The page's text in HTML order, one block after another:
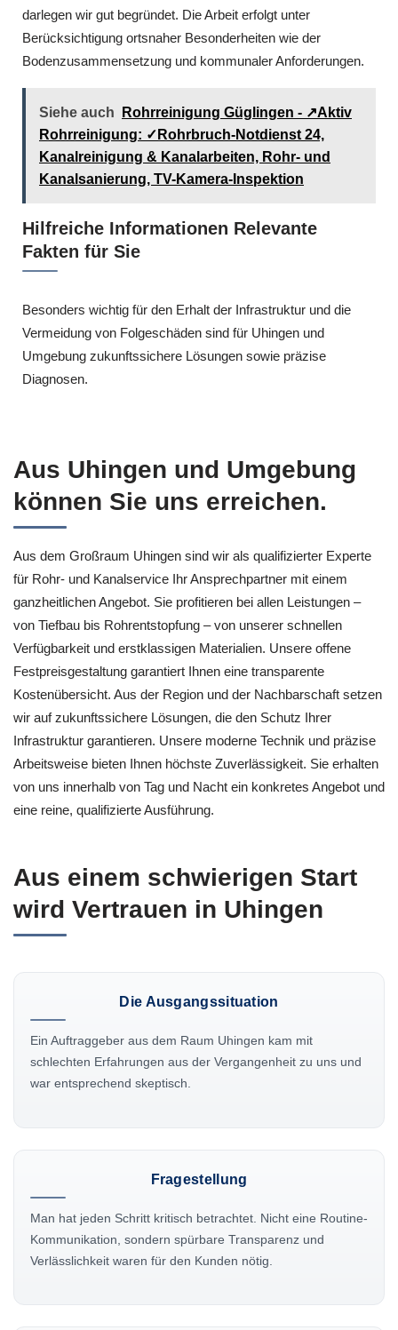
darlegen wir gut begründet. Die Arbeit erfolgt unter
Berücksichtigung ortsnaher Besonderheiten wie der
Bodenzusammensetzung und kommunaler Anforderungen.
Siehe auch
Rohrreinigung Güglingen - ↗️Aktiv
Rohrreinigung: ✓Rohrbruch-Notdienst 24,
Kanalreinigung & Kanalarbeiten, Rohr- und
Kanalsanierung, TV-Kamera-Inspektion
Hilfreiche Informationen Relevante
Fakten für Sie
Besonders wichtig für den Erhalt der Infrastruktur und die
Vermeidung von Folgeschäden sind für Uhingen und
Umgebung zukunftssichere Lösungen sowie präzise
Diagnosen.
Aus Uhingen und Umgebung
können Sie uns erreichen.
Aus dem Großraum Uhingen sind wir als qualifizierter Experte
für Rohr- und Kanalservice Ihr Ansprechpartner mit einem
ganzheitlichen Angebot. Sie profitieren bei allen Leistungen –
von Tiefbau bis Rohrentstopfung – von unserer schnellen
Verfügbarkeit und erstklassigen Materialien. Unsere offene
Festpreisgestaltung garantiert Ihnen eine transparente
Kostenübersicht. Aus der Region und der Nachbarschaft setzen
wir auf zukunftssichere Lösungen, die den Schutz Ihrer
Infrastruktur garantieren. Unsere moderne Technik und präzise
Arbeitsweise bieten Ihnen höchste Zuverlässigkeit. Sie erhalten
von uns innerhalb von Tag und Nacht ein konkretes Angebot und
eine reine, qualifizierte Ausführung.
Aus einem schwierigen Start
wird Vertrauen in Uhingen
Die Ausgangssituation
Ein Auftraggeber aus dem Raum Uhingen kam mit
schlechten Erfahrungen aus der Vergangenheit zu uns und
war entsprechend skeptisch.
Fragestellung
Man hat jeden Schritt kritisch betrachtet. Nicht eine Routine-
Kommunikation, sondern spürbare Transparenz und
Verlässlichkeit waren für den Kunden nötig.